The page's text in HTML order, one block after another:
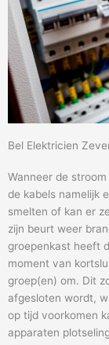
Bel Elektricien
Wanneer de
de kabels namelijk
smelten of kan er
zijn beurt weer
groepenkast heeft
moment van
groep(en) om. Dit
afgesloten wordt,
op tijd voorkomen
apparaten